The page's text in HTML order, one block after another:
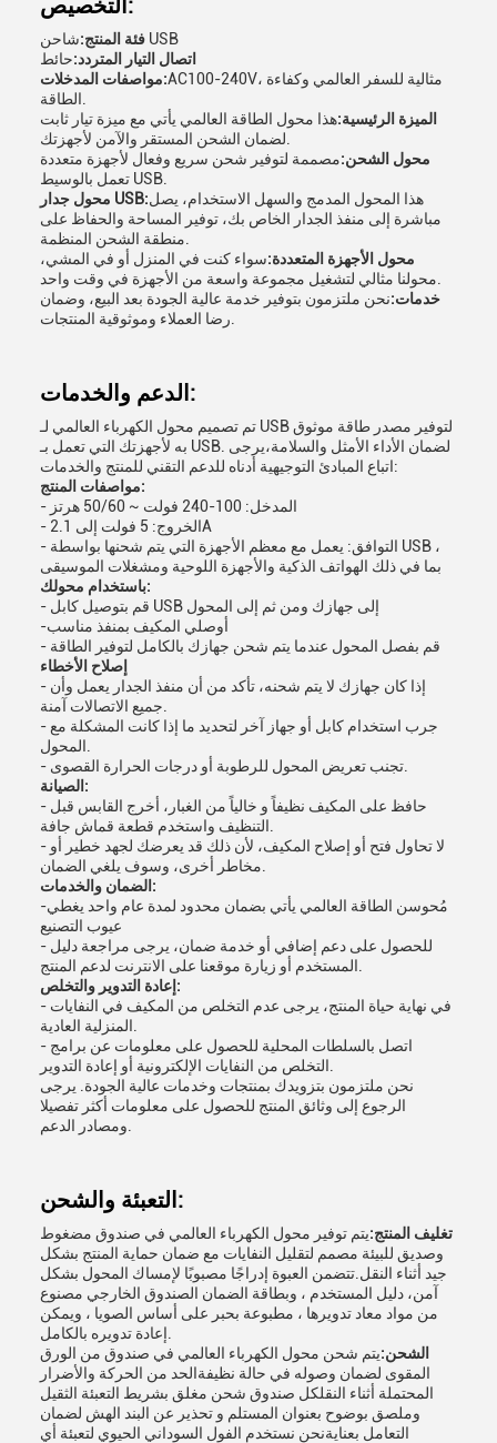
التخصيص:
فئة المنتج: شاحن USB
اتصال التيار المتردد:حائط
مواصفات المدخلات:AC100-240V، مثالية للسفر العالمي وكفاءة
الميزة الرئيسية:هذا محول الطاقة العالمي يأتي مع ميزة تيار ثابت
محول الشحن:مصممة لتوفير شحن سريع وفعال لأجهزة متعددة
تعمل بالوسيط USB.
محول جدار USB:هذا المحول المدمج والسهل الاستخدام، يصل
مباشرة إلى منفذ الجدار الخاص بك، توفير المساحة والحفاظ على
محول الأجهزة المتعددة:سواء كنت في المنزل أو في المشي،
خدمات:نحن ملتزمون بتوفير خدمة عالية الجودة بعد البيع، وضمان
الدعم والخدمات:
تم تصميم محول الكهرباء العالمي لـ USB لتوفير مصدر طاقة موثوق
به لأجهزتك التي تعمل بـ USB. لضمان الأداء الأمثل والسلامة،يرجى
اتباع المبادئ التوجيهية أدناه للدعم التقني للمنتج والخدمات:
مواصفات المنتج:
- المدخل: 100-240 فولت ~ 50/60 هرتز
- الخروج: 5 فولت إلى 2.1A
- التوافق: يعمل مع معظم الأجهزة التي يتم شحنها بواسطة USB ،
بما في ذلك الهواتف الذكية والأجهزة اللوحية ومشغلات الموسيقى
باستخدام محولك:
- قم بتوصيل كابل USB إلى جهازك ومن ثم إلى المحول
-أوصلي المكيف بمنفذ مناسب
- قم بفصل المحول عندما يتم شحن جهازك بالكامل لتوفير الطاقة
إصلاح الأخطاء
- إذا كان جهازك لا يتم شحنه، تأكد من أن منفذ الجدار يعمل وأن
- جرب استخدام كابل أو جهاز آخر لتحديد ما إذا كانت المشكلة مع
الصيانة:
- حافظ على المكيف نظيفاً و خالياً من الغبار، أخرج القابس قبل
- لا تحاول فتح أو إصلاح المكيف، لأن ذلك قد يعرضك لجهد خطير أو
الضمان والخدمات:
-مُحوسن الطاقة العالمي يأتي بضمان محدود لمدة عام واحد يغطي
عيوب التصنيع
- للحصول على دعم إضافي أو خدمة ضمان، يرجى مراجعة دليل
إعادة التدوير والتخلص:
- في نهاية حياة المنتج، يرجى عدم التخلص من المكيف في النفايات
- اتصل بالسلطات المحلية للحصول على معلومات عن برامج
نحن ملتزمون بتزويدك بمنتجات وخدمات عالية الجودة. يرجى
الرجوع إلى وثائق المنتج للحصول على معلومات أكثر تفصيلا
التعبئة والشحن:
تغليف المنتج:يتم توفير محول الكهرباء العالمي في صندوق مضغوط
وصديق للبيئة مصمم لتقليل النفايات مع ضمان حماية المنتج بشكل
جيد أثناء النقل.تتضمن العبوة إدراجًا مصبوبًا لإمساك المحول بشكل
آمن، دليل المستخدم ، وبطاقة الضمان الصندوق الخارجي مصنوع
من مواد معاد تدويرها ، مطبوعة بحبر على أساس الصويا ، ويمكن
الشحن:يتم شحن محول الكهرباء العالمي في صندوق من الورق
المقوى لضمان وصوله في حالة نظيفةالحد من الحركة والأضرار
المحتملة أثناء النقلكل صندوق شحن مغلق بشريط التعبئة الثقيل
وملصق بوضوح بعنوان المستلم و تحذير عن البند الهش لضمان
التعامل بعنايةنحن نستخدم الفول السوداني الحيوي لتعبئة أي